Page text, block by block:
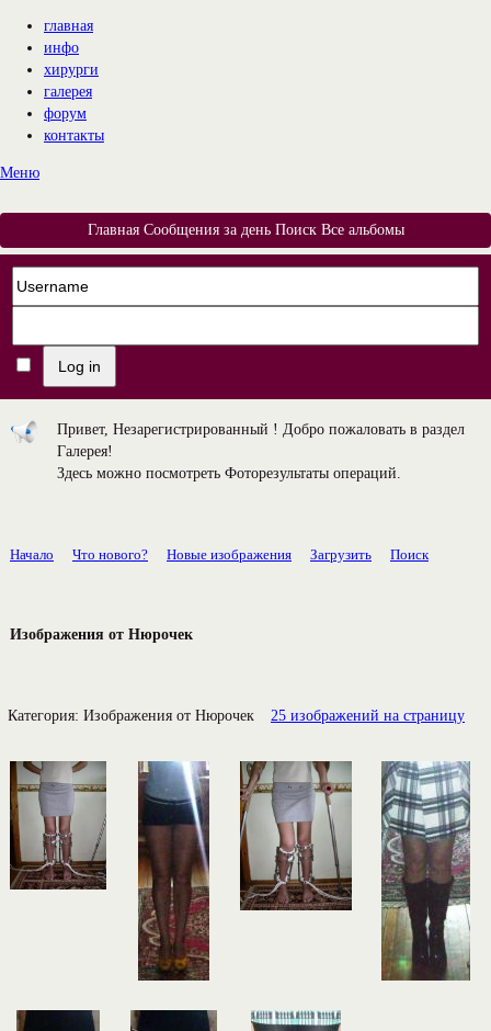
главная
инфо
хирурги
галерея
форум
контакты
Меню
Главная Сообщения за день Поиск Все альбомы
Привет, Незарегистрированный ! Добро пожаловать в раздел
Галерея!
Здесь можно посмотреть Фоторезультаты операций.
Начало Что нового? Новые изображения Загрузить Поиск
Изображения от Нюрочек
Категория: Изображения от Нюрочек 25 изображений на страницу